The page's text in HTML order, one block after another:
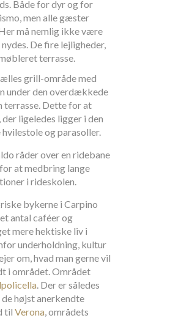
Både for dyr og for
men alle gæster
må nemlig ikke være
De fire lejligheder,
terrasse.
grill-område med
under den overdækkede
terrasse. Dette for at
ligeledes ligger i den
og parasoller.
råder over en ridebane
at medbring lange
i rideskolen.
bykerne i Carpino
antal caféer og
mere hektiske liv i
underholdning, kultur
om, hvad man gerne vil
i området. Området
. Der er således
højst anerkendte
til Verona, områdets